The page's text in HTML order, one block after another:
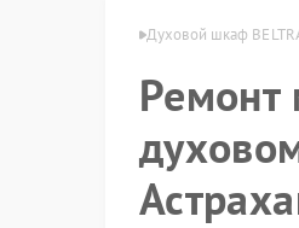
в Астрахани Духовой шкаф
Ремонт